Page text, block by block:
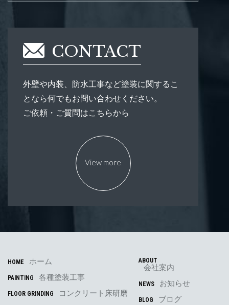
CONTACT
外壁や内装、防水工事など塗装に関するこ
となら何でもお問い合わせください。
ご依頼・ご質問はこちらから
View more
HOME ホーム
PAINTING 各種塗装工事
FLOOR GRINDING コンクリート床研磨
ABOUT
会社案内
NEWS お知らせ
BLOG ブログ